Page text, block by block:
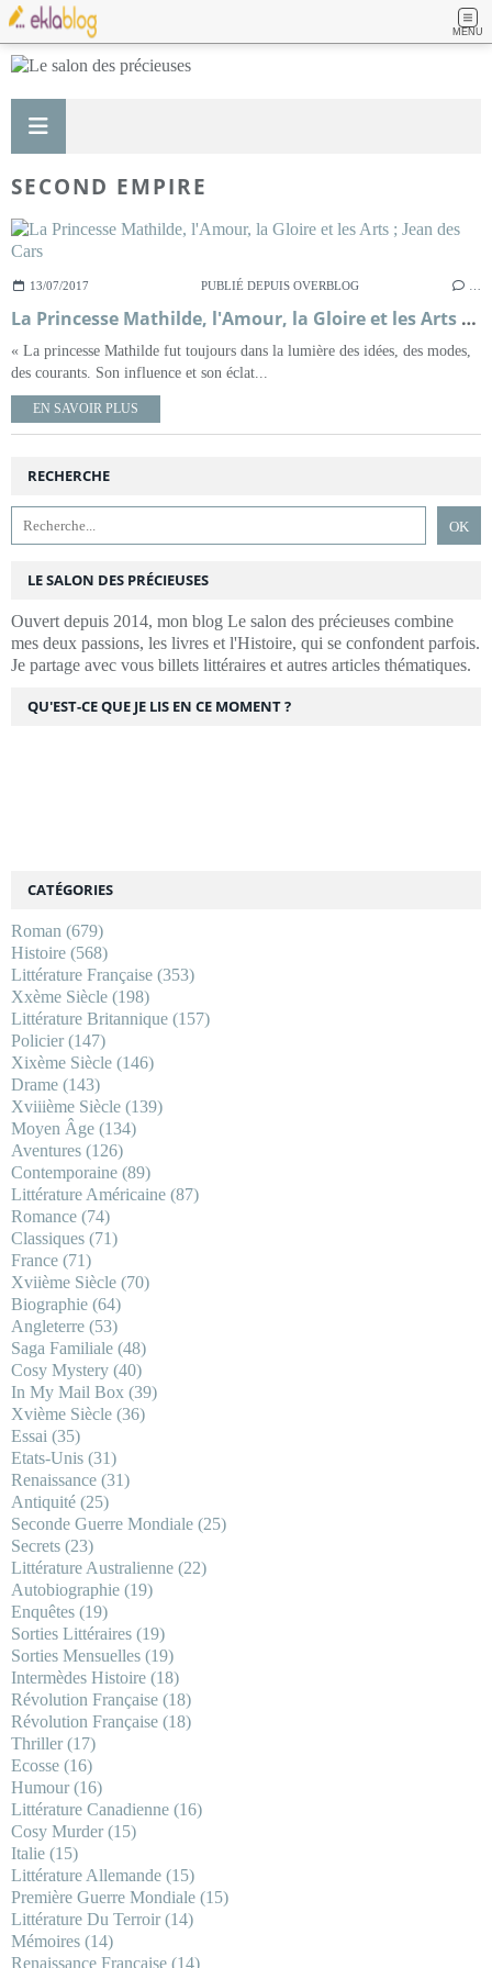
MENU
SECOND EMPIRE
13/07/2017 PUBLIÉ DEPUIS OVERBLOG
La Princesse Mathilde, l'Amour, la Gloire et les Arts ; Jean des Cars
« La princesse Mathilde fut toujours dans la lumière des idées, des modes,
des courants. Son influence et son éclat...
EN SAVOIR PLUS
RECHERCHE
LE SALON DES PRÉCIEUSES
Ouvert depuis 2014, mon blog Le salon des précieuses combine
mes deux passions, les livres et l'Histoire, qui se confondent parfois.
Je partage avec vous billets littéraires et autres articles thématiques.
CATÉGORIES
Roman (679)
Histoire (568)
Littérature Française (353)
Xxème Siècle (198)
Littérature Britannique (157)
Policier(147)
Xixème Siècle (146)
Drame (143)
Xviiième Siècle (139)
Moyen Âge (134)
Aventures (126)
Contemporaine (89)
Littérature Américaine (87)
Romance (74)
Classiques (71)
France (71)
Xviième Siècle (70)
Biographie (64)
Angleterre (53)
Saga Familiale (48)
Cosy Mystery (40)
In My Mail Box (39)
Xvième Siècle (36)
Essai (35)
Etats-Unis (31)
Renaissance (31)
Antiquité (25)
Seconde Guerre Mondiale (25)
Secrets (23)
Littérature Australienne (22)
Autobiographie (19)
Enquêtes (19)
Sorties Littéraires (19)
Sorties Mensuelles (19)
Intermèdes Histoire (18)
Révolution Française (18)
Révolution Française (18)
Thriller(17)
Ecosse (16)
Humour(16)
Littérature Canadienne (16)
Cosy Murder(15)
Italie (15)
Littérature Allemande (15)
Première Guerre Mondiale (15)
Littérature Du Terroir(14)
Mémoires (14)
Renaissance Française (14)
QU'EST-CE QUE JE LIS EN CE MOMENT ?